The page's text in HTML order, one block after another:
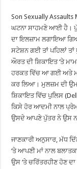
Son Sexually
ਘਟਨਾ ਸਾਹਮਣੇ ਆਈ ਹੈ।
ਦਾ ਇਲਜ਼ਾਮ ਲਗਾਇਆ
ਸਟੇਸ਼ਨ ਗਈ ਤਾਂ ਪਹਿਲਾਂ
ਔਰਤ ਦੀ ਸ਼ਿਕਾਇਤ ‘ਤੇ
ਹਰਕਤ ਵਿੱਚ ਆ ਗਈ ਅਤੇ
ਕਰ ਲਿਆ। ਮੁਲਜ਼ਮ ਦੀ
ਸ਼ਿਕਾਇਤ ਵਿੱਚ ਪੁਲਿਸ
ਕਿਸੇ ਹੋਰ ਆਦਮੀ ਨਾਲ
ਉਸਦੇ ਆਪਣੇ ਪੁੱਤਰ ਨੇ ਉਸ
ਜਾਣਕਾਰੀ ਅਨੁਸਾਰ, ਮੱਧ
‘ਤੇ ਆਪਣੀ ਮਾਂ ਨਾਲ
ਉਸ ‘ਤੇ ਚਰਿੱਤਰਹੀਣ ਹੋਣ